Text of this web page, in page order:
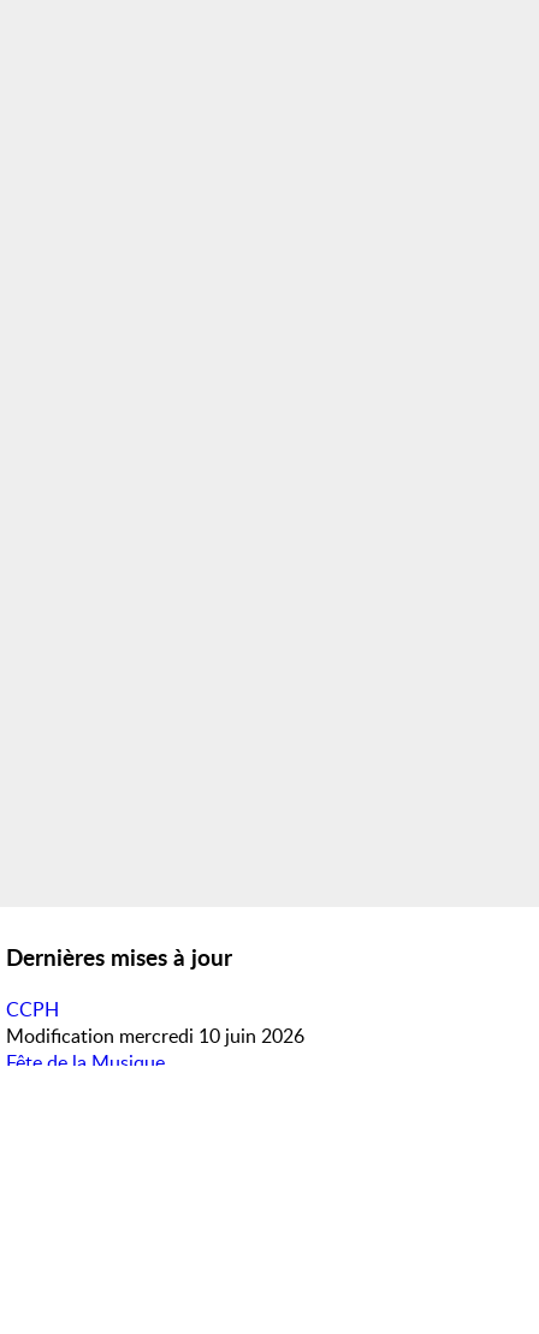
Dernières mises à jour
CCPH
Modification mercredi 10 juin 2026
Fête de la Musique